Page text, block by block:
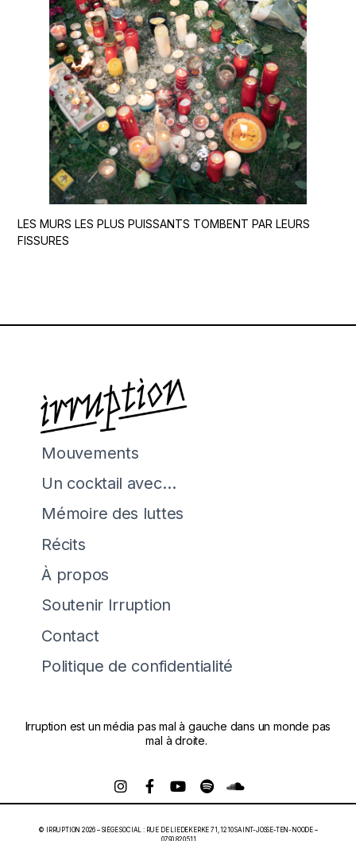
LES MURS LES PLUS PUISSANTS TOMBENT PAR LEURS
FISSURES
Mouvements
Un cocktail avec…
Mémoire des luttes
Récits
À propos
Soutenir Irruption
Contact
Politique de confidentialité
Irruption est un média pas mal à gauche dans un monde pas
mal à droite.
© IRRUPTION 2026 – SIÈGE SOCIAL : RUE DE LIEDEKERKE 71, 1210 SAINT-JOSSE-TEN-NOODE –
0790.820.511